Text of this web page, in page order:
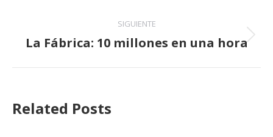
publicaciones
SIGUIENTE
Publicación
La Fábrica: 10 millones en una hora
Related Posts